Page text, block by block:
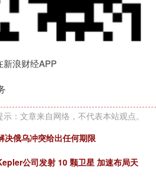
新浪财经APP
：文章来自网络，不代表本站观点。
决俄乌冲突给出任何期限
公司发射 10 颗卫星 加速布局天